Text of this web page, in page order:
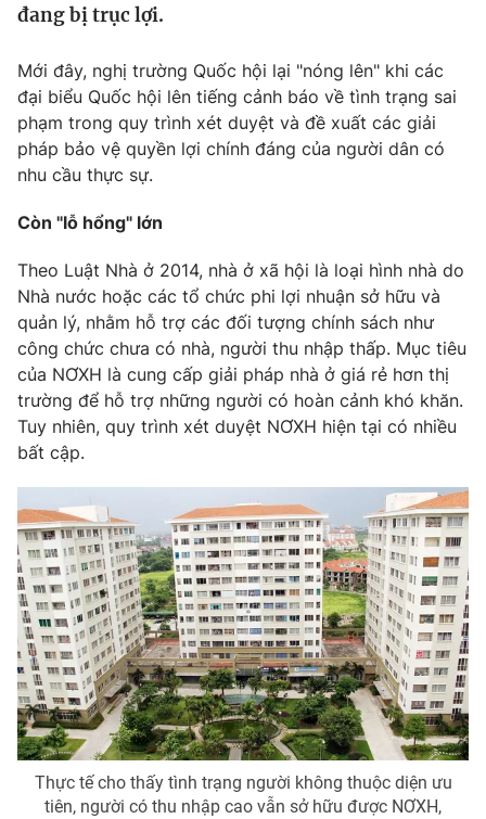
Tin tức
Thế giới đó đây
Câu chuyện quốc tế
Tài chính
Thị trường
Góc doanh nghiệp
Dữ liệu và đời sống
Truyền hình
Phim VTV
Nhân vật
Khán giả
Giải sao mai
Giải trí
Điện ảnh
Âm nhạc
Sao
Đời sống
Du lịch
Làm đẹp
Chất lượng cuộc sống
Giáo dục
Tuyển sinh
Học trực tuyến
Công nghệ
Hitech Công nghệ tương lai
Sản phẩm
Thị trường
Tư vấn
Giao lưu trực tuyến
Lịch phát sóng
Chuyên mục khác
Emagazine Podcast
Photo Infographic
Video Shorts video
đang bị trục lợi.
Mới đây, nghị trường Quốc hội lại "nóng lên" khi các
đại biểu Quốc hội lên tiếng cảnh báo về tình trạng sai
phạm trong quy trình xét duyệt và đề xuất các giải
pháp bảo vệ quyền lợi chính đáng của người dân có
nhu cầu thực sự.
Còn "lỗ hổng" lớn
Theo Luật Nhà ở 2014, nhà ở xã hội là loại hình nhà do
Nhà nước hoặc các tổ chức phi lợi nhuận sở hữu và
quản lý, nhằm hỗ trợ các đối tượng chính sách như
công chức chưa có nhà, người thu nhập thấp. Mục tiêu
của NƠXH là cung cấp giải pháp nhà ở giá rẻ hơn thị
trường để hỗ trợ những người có hoàn cảnh khó khăn.
Tuy nhiên, quy trình xét duyệt NƠXH hiện tại có nhiều
bất cập.
Thực tế cho thấy tình trạng người không thuộc diện ưu
tiên, người có thu nhập cao vẫn sở hữu được NƠXH,